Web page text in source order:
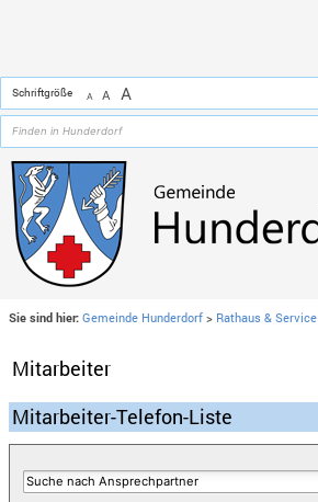
Schriftgröße A A A
Sie sind hier: Gemeinde Hunderdorf > Rathaus & Service
Mitarbeiter
Mitarbeiter-Telefon-Liste